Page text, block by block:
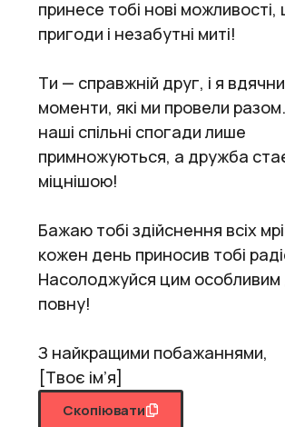
принесе тобі нові можливості,
пригоди і незабутні миті!
Ти — справжній друг, і я
моменти, які ми провели
наші спільні спогади лише
примножуються, а дружба
міцнішою!
Бажаю тобі здійснення всіх
кожен день приносив тобі
Насолоджуйся цим
повну!
З найкращими побажаннями,
[Твоє ім’я]
Скопіювати